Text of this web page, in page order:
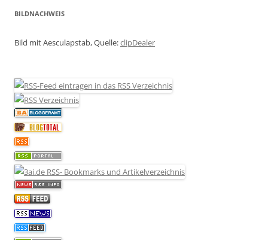
BILDNACHWEIS
Bild mit Aesculapstab, Quelle:clipDealer